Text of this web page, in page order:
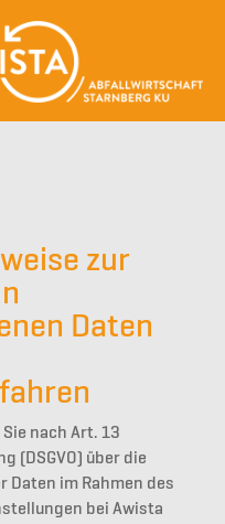
zur
Daten
nach Art. 13
(DSGVO) über die
Daten im Rahmen des
bei Awista